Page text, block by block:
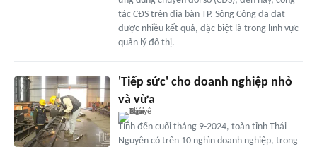
tác CĐS trên địa bàn TP. Sông Công đã đạt
được nhiều kết quả, đặc biệt là trong lĩnh vực
quản lý đô thị.
'Tiếp sức' cho doanh nghiệp nhỏ
và vừa
Tính đến cuối tháng 9-2024, toàn tỉnh Thái
Nguyên có trên 10 nghìn doanh nghiệp, trong